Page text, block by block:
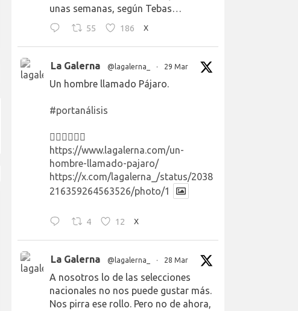
unas semanas, según Tebas…
55 186 X
La Galerna @lagalerna_ · 29 Mar
Un hombre llamado Pájaro.
#portanálisis
👉🏻👉🏻👉🏻
https://www.lagalerna.com/un-
hombre-llamado-pajaro/
https://x.com/lagalerna_/status/2038
216359264563526/photo/1
4 12 X
La Galerna @lagalerna_ · 28 Mar
A nosotros lo de las selecciones
nacionales no nos puede gustar más.
Nos pirra ese rollo. Pero no de ahora,